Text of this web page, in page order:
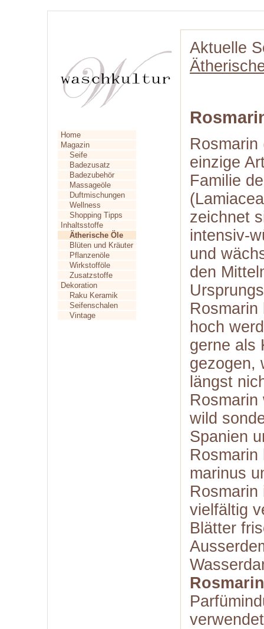
Home
Magazin
Seife
Badezusatz
Badezubehör
Massageöle
Duftmischungen
Wellness
Shopping Tipps
Inhaltsstoffe
Ätherische Öle
Blüten und Kräuter
Pflanzenöle
Wirkstofföle
Zusatzstoffe
Dekoration
Raku Keramik
Seifenschalen
Vintage
Aktuelle
einzige
Familie
zeichnet
intensiv-
und
den
hoch
gerne als
gezogen,
längst
wild
Spanien
marinus
vielfältig
Blätter